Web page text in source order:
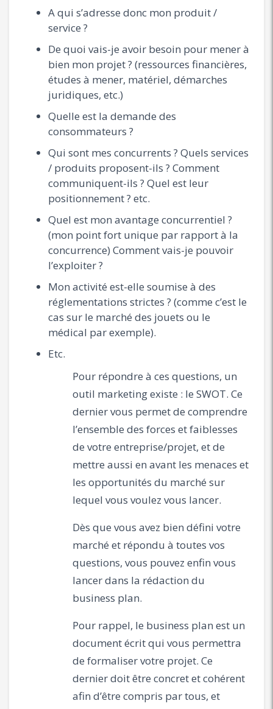
A qui s’adresse donc mon produit /
service ?
De quoi vais-je avoir besoin pour mener à
bien mon projet ? (ressources financières,
études à mener, matériel, démarches
juridiques, etc.)
Quelle est la demande des
consommateurs ?
Qui sont mes concurrents ? Quels services
/ produits proposent-ils ? Comment
communiquent-ils ? Quel est leur
positionnement ? etc.
Quel est mon avantage concurrentiel ?
(mon point fort unique par rapport à la
concurrence) Comment vais-je pouvoir
l’exploiter ?
Mon activité est-elle soumise à des
réglementations strictes ? (comme c’est le
cas sur le marché des jouets ou le
médical par exemple).
Etc.
Pour répondre à ces questions, un
outil marketing existe : le SWOT. Ce
dernier vous permet de comprendre
l’ensemble des forces et faiblesses
de votre entreprise/projet, et de
mettre aussi en avant les menaces et
les opportunités du marché sur
lequel vous voulez vous lancer.
Dès que vous avez bien défini votre
marché et répondu à toutes vos
questions, vous pouvez enfin vous
lancer dans la rédaction du
business plan.
Pour rappel, le business plan est un
document écrit qui vous permettra
de formaliser votre projet. Ce
dernier doit être concret et cohérent
afin d’être compris par tous, et